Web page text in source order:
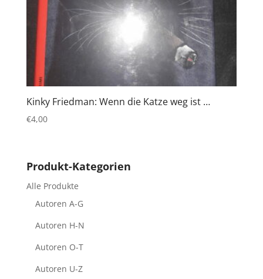
Kinky Friedman: Wenn die Katze weg ist …
€4,00
Produkt-Kategorien
Alle Produkte
Autoren A-G
Autoren H-N
Autoren O-T
Autoren U-Z